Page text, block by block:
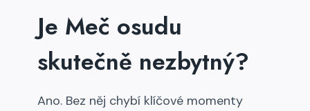
Je Meč osudu
skutečně nezbytný?
Ano. Bez něj chybí klíčové momenty